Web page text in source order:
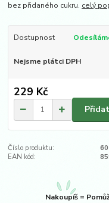
bez přidaného cukru. celý
Dostupnost
Nejsme plátci DPH
229 Kč
Číslo produktu:
EAN kód:
Nakoupíš =